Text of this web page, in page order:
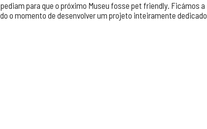
para que o próximo Museu fosse pet friendly. Ficámos a
o momento de desenvolver um projeto inteiramente dedicado